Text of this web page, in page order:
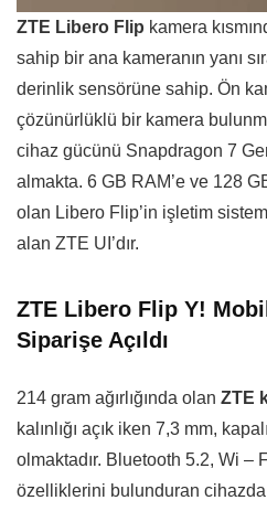
ZTE Libero Flip kamera
sahip bir ana kameranın yanı
derinlik sensörüne sahip. Ön
çözünürlüklü bir kamera
cihaz gücünü Snapdragon 7
almakta. 6 GB RAM’e ve 128
olan Libero Flip’in işletim
alan ZTE UI’dır.
ZTE Libero Flip Y!
Siparişe Açıldı
214 gram ağırlığında olan ZTE
kalınlığı açık iken 7,3 mm,
olmaktadır. Bluetooth 5.2, Wi –
özelliklerini bulunduran